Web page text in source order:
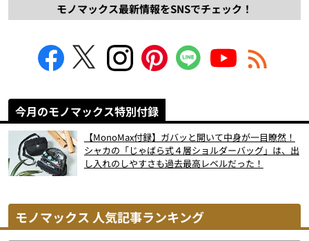
モノマックス最新情報をSNSでチェック！
今月のモノマックス特別付録
【MonoMax付録】ガバッと開いて中身が一目瞭然！
シャカの「じゃばら式４層ショルダーバッグ」は、出
し入れのしやすさも過去最高レベルだった！
モノマックス 人気記事ランキング